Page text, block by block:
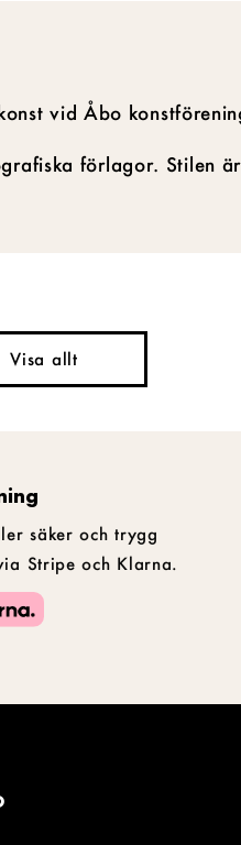
vid Åbo
förlagor. Stilen
Visa allt
säker och trygg
Stripe och Klarna.